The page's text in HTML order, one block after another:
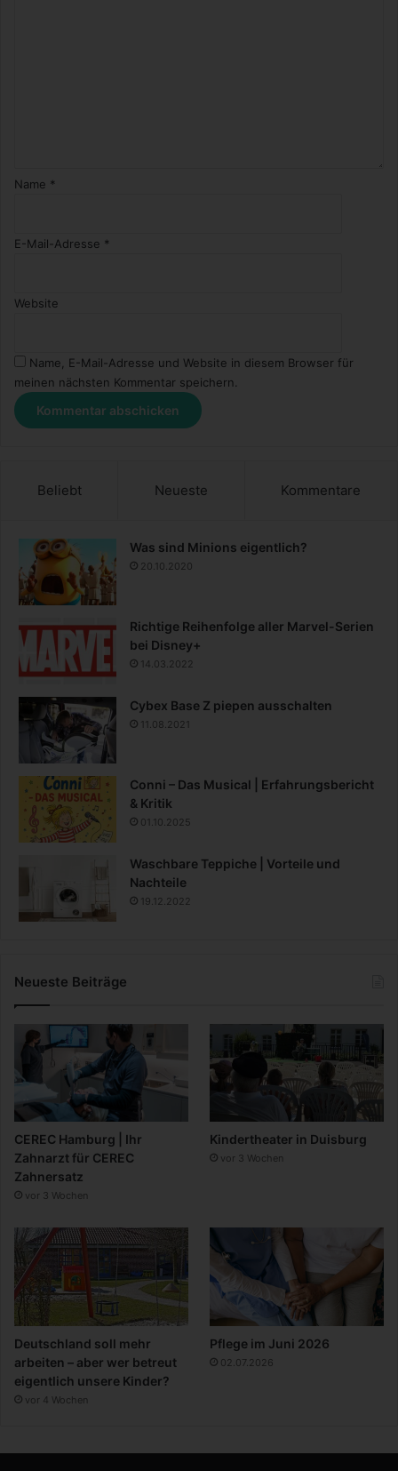
Name *
E-Mail-Adresse *
Website
Name, E-Mail-Adresse und Website in diesem Browser für
meinen nächsten Kommentar speichern.
Beliebt Neueste Kommentare
Was sind Minions eigentlich?
20.10.2020
Richtige Reihenfolge aller Marvel-Serien
bei Disney+
14.03.2022
Cybex Base Z piepen ausschalten
11.08.2021
Conni – Das Musical | Erfahrungsbericht
& Kritik
01.10.2025
Waschbare Teppiche | Vorteile und
Nachteile
19.12.2022
Neueste Beiträge
CEREC Hamburg | Ihr
Zahnarzt für CEREC
Zahnersatz
vor 3 Wochen
Kindertheater in Duisburg
vor 3 Wochen
Deutschland soll mehr
arbeiten – aber wer betreut
eigentlich unsere Kinder?
vor 4 Wochen
Pflege im Juni 2026
02.07.2026